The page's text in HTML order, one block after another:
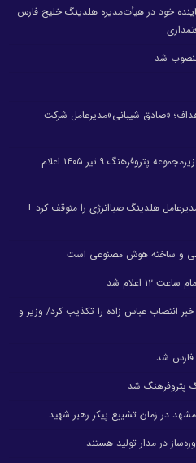
خود در هیأت‌مدیره هلدینگ خلیج فارس
شد
«صادق شیبانی»مدیرعامل شرکت
نتایج آزمون استخدامی شرکت های زیرمجموعه پتروفرهنگ ۹ تیر ۱۴۰۵ اعلام
هلدینگ صباانرژی را متوقف کرد +
و ساخته هوش مصنوعی است
۱۲ اعلام شد
انتصاب عباس زاده را تکذیب کرد/ وزیر و
فارس شد
پتروفرهنگ شد
در زمان تشییع پیکر رهبر شهید
در مدار تولید هستند